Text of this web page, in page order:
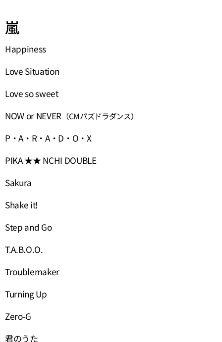
嵐
Happiness
Love Situation
Love so sweet
NOW or NEVER （CMパズドラダンス）
P・A・R・A・D・O・X
PIKA ★★ NCHI DOUBLE
Sakura
Shake it!
Step and Go
T.A.B.O.O.
Troublemaker
Turning Up
Zero-G
君のうた